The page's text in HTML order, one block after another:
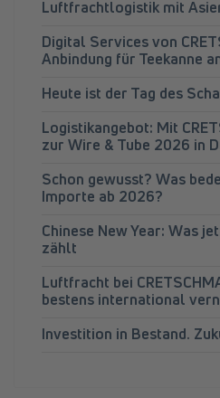
Luftfrachtlogistik mit
Digital Services von
Anbindung für Teekanne
Heute ist der Tag des
Logistikangebot: Mit
zur Wire & Tube 2026 in
Schon gewusst? Was
Importe ab 2026?
Chinese New Year: Was
zählt
Luftfracht bei
bestens international
Investition in Bestand.